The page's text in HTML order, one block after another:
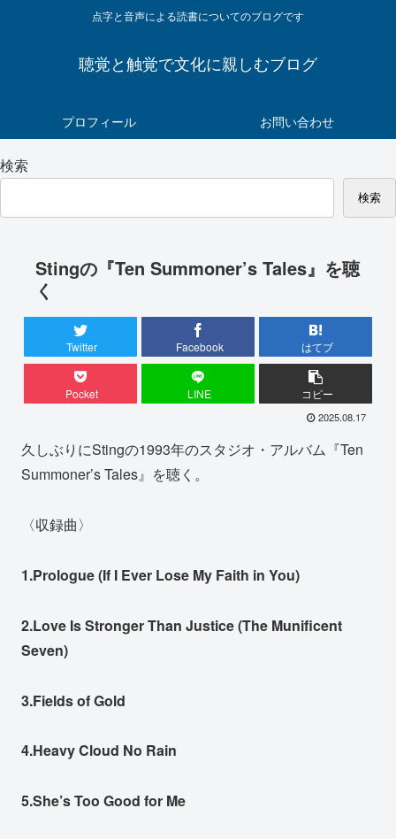
点字と音声による読書についてのブログです
聴覚と触覚で文化に親しむブログ
プロフィール お問い合わせ
検索
検索
Stingの『Ten Summoner’s Tales』を聴
く
Twitter Facebook はてブ
Pocket LINE コピー
2025.08.17
久しぶりにStingの1993年のスタジオ・アルバム『Ten
Summoner’s Tales』を聴く。
〈収録曲〉
1.Prologue (If I Ever Lose My Faith in You)
2.Love Is Stronger Than Justice (The Munificent
Seven)
3.Fields of Gold
4.Heavy Cloud No Rain
5.She’s Too Good for Me